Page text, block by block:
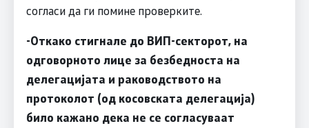
согласи да ги помине проверките.
-Откако стигнале до ВИП-секторот, на
одговорното лице за безбедноста на
делегацијата и раководството на
протоколот (од косовската делегација)
било кажано дека не се согласуваат